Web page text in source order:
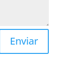
Enviar